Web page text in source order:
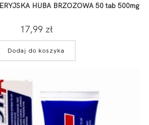
HUBA BRZOZOWA 50 tab 500mg
17,99 zł
Dodaj do koszyka